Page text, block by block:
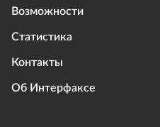
Возможности
Статистика
Контакты
Об Интерфаксе